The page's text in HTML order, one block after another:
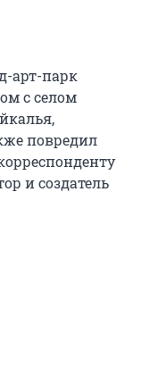
арт-парк
с селом
повредил
и создатель